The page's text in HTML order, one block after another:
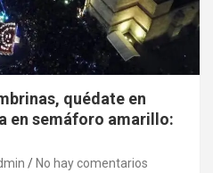
quédate en
en semáforo amarillo:
No hay comentarios